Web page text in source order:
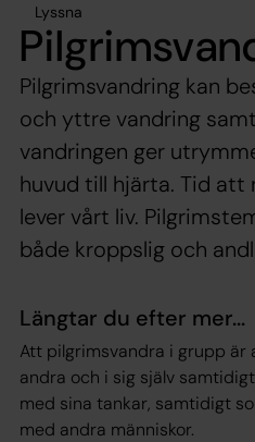
Lyssna
Pilgrimsvandring kan
och yttre vandring
vandringen ger
huvud till hjärta. Tid att
lever vårt liv.
både kroppslig och
Längtar du efter mer...
Att pilgrimsvandra i grupp är
andra och i sig själv
med sina tankar, samtidigt
med andra människor.